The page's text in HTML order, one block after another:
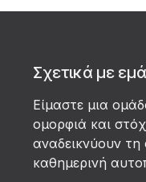
Σχετικά με
Είμαστε μια
ομορφιά και
αναδεικνύουν τη
καθημερινή